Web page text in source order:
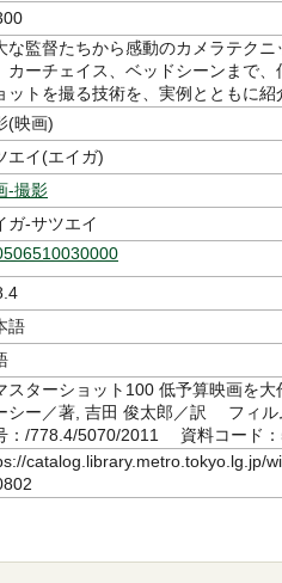
な監督たちから感動のカメラテク
カーチェイス、ベッドシーンまで
ットを撮る技術を、実例とともに紹
(映画)
エイ(エイガ)
-撮影
ガ-サツエイ
語
スターショット100 低予算映画を
シー／著, 吉田 俊太郎／訳 フィ
：/778.4/5070/2011 資料コード
catalog.library.metro.tokyo.lg.jp/